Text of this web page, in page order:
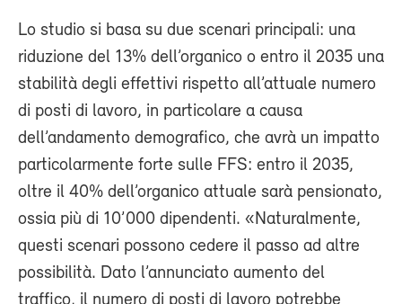
Lo studio si basa su due scenari principali: una
riduzione del 13% dell’organico o entro il 2035 una
stabilità degli effettivi rispetto all’attuale numero
di posti di lavoro, in particolare a causa
dell’andamento demografico, che avrà un impatto
particolarmente forte sulle FFS: entro il 2035,
oltre il 40% dell’organico attuale sarà pensionato,
ossia più di 10’000 dipendenti. «Naturalmente,
questi scenari possono cedere il passo ad altre
possibilità. Dato l’annunciato aumento del
traffico, il numero di posti di lavoro potrebbe